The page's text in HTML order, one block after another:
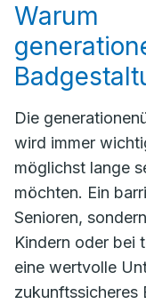
Warum
Die
wird immer
möglichst lange
möchten. Ein
Senioren,
Kindern oder bei
eine wertvolle
zukunftssicheres